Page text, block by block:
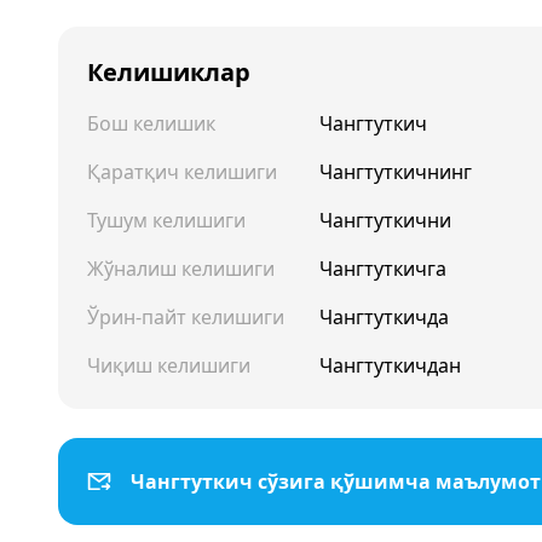
Келишиклар
Бош келишик
Чангтуткич
Қаратқич келишиги
Чангтуткичнинг
Тушум келишиги
Чангтуткични
Жўналиш келишиги
Чангтуткичга
Ўрин-пайт келишиги
Чангтуткичда
Чиқиш келишиги
Чангтуткичдан
Чангтуткич сўзига қўшимча